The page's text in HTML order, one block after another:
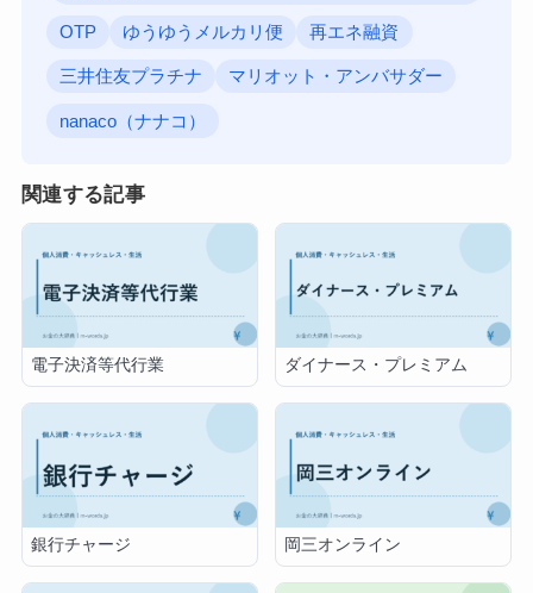
OTP ゆうゆうメルカリ便 再エネ融資
三井住友プラチナ マリオット・アンバサダー
nanaco（ナナコ）
関連する記事
電子決済等代行業 ダイナース・プレミアム
銀行チャージ 岡三オンライン